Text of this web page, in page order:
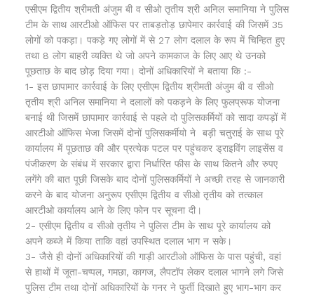
एसीएम द्वितीय श्रीमती अंजुम बी व सीओ तृतीय श्री अनिल समानिया ने पुलिस
टीम के साथ आरटीओ ऑफिस पर ताबड़तोड़ छापेमार कार्रवाई की जिसमें 35
लोगों को पकड़ा। पकड़े गए लोगों में से 27 लोग दलाल के रूप में चिन्हित हुए
तथा 8 लोग बाहरी व्यक्ति थे जो अपने कामकाज के लिए आए थे उनको
पूछताछ के बाद छोड़ दिया गया। दोनों अधिकारियों ने बताया कि :-
1- इस छापामार कार्रवाई के लिए एसीएम द्वितीय श्रीमती अंजुम बी व सीओ
तृतीय श्री अनिल समानिया ने दलालों को पकड़ने के लिए फुलप्रूफ योजना
बनाई थी जिसमें छापामार कार्रवाई से पहले दो पुलिसकर्मियों को सादा कपड़ों में
आरटीओ ऑफिस भेजा जिसमें दोनों पुलिसकर्मीयो ने बड़ी चतुराई के साथ पूरे
कार्यालय में पूछताछ की और प्रत्येक पटल पर पहुंचकर ड्राइविंग लाइसेंस व
पंजीकरण के संबंध में सरकार द्वारा निर्धारित फीस के साथ कितने और रुपए
लगेंगे की बात पूछी जिसके बाद दोनों पुलिसकर्मियों ने अच्छी तरह से जानकारी
करने के बाद योजना अनुरूप एसीएम द्वितीय व सीओ तृतीय को तत्काल
आरटीओ कार्यालय आने के लिए फोन पर सूचना दी।
2- एसीएम द्वितीय व सीओ तृतीय ने पुलिस टीम के साथ पूरे कार्यालय को
अपने कब्जे में किया ताकि वहां उपस्थित दलाल भाग न सके।
3- जैसे ही दोनों अधिकारियों की गाड़ी आरटीओ ऑफिस के पास पहुंची, वहां
से हाथों में जूता-चप्पल, गमछा, कागज, लैपटॉप लेकर दलाल भागने लगे जिसे
पुलिस टीम तथा दोनों अधिकारियों के गनर ने फुर्ती दिखाते हुए भाग-भाग कर